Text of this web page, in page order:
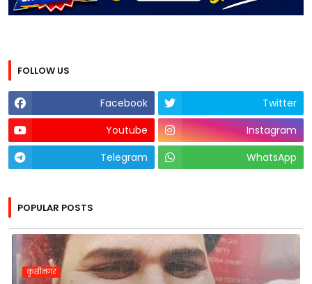
FOLLOW US
Facebook
Twitter
Youtube
Instagram
Telegram
WhatsApp
POPULAR POSTS
कुशीनगर